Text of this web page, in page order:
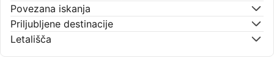
Povezana iskanja
Priljubljene destinacije
Letališča